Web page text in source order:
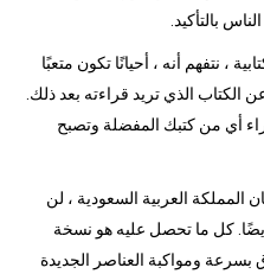
بالتأكيد.
، نتفهم أنه ، أحيانًا تكون متعبًا
الكتاب الذي تريد قراءته بعد ذلك.
أي من كتبك المفضلة وتصبح
المملكة العربية السعودية ، لن
كل ما تحصل عليه هو نسخة
ومواكبة العناصر الجديدة